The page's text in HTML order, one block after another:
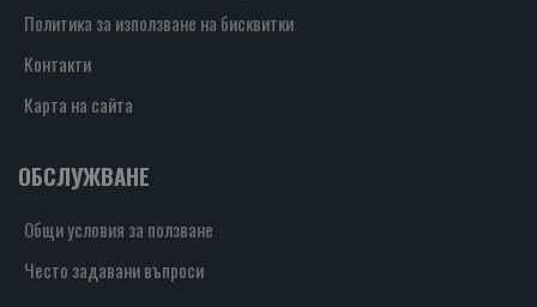
Политика за използване на бисквитки
Контакти
Карта на сайта
ОБСЛУЖВАНЕ
Общи условия за ползване
Често задавани въпроси